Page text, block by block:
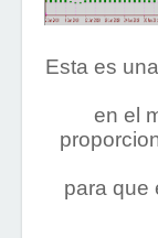
Esta es
en el
para que